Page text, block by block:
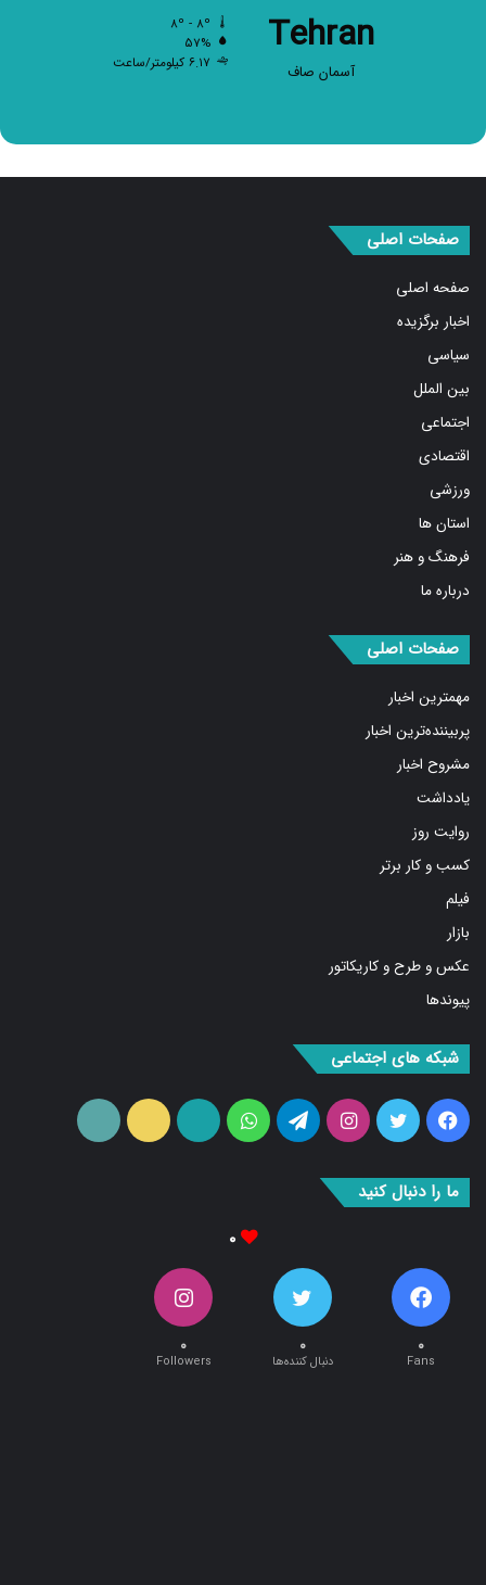
آسمان صاف
۶.۱۷ کیلومتر/ساعت
صفحه اصلی
اخبار برگزیده
سیاسی
بین الملل
اجتماعی
اقتصادی
ورزشی
استان ها
فرهنگ و هنر
درباره ما
مهمترین اخبار
پربیننده‌ترین اخبار
مشروح اخبار
یادداشت
روایت روز
کسب و کار برتر
فیلم
بازار
عکس و طرح و کاریکاتور
پیوندها
بوک
آپ
۰
Fans
۰
دنبال کننده‌ها
۰
Followers